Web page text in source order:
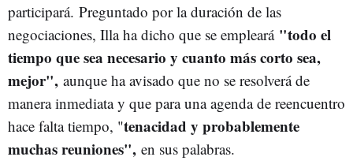
participará. Preguntado por la duración de las
negociaciones, Illa ha dicho que se empleará"todo el
tiempo que sea necesario y cuanto más corto sea,
mejor", aunque ha avisado que no se resolverá de
manera inmediata y que para una agenda de reencuentro
hace falta tiempo, "tenacidad y probablemente
muchas reuniones", en sus palabras.